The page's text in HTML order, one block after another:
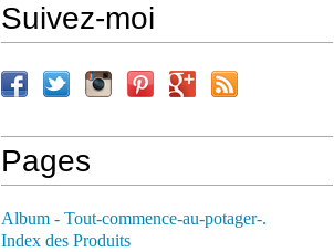
Suivez-moi
Pages
Album - Tout-commence-au-potager-.
Index des Produits